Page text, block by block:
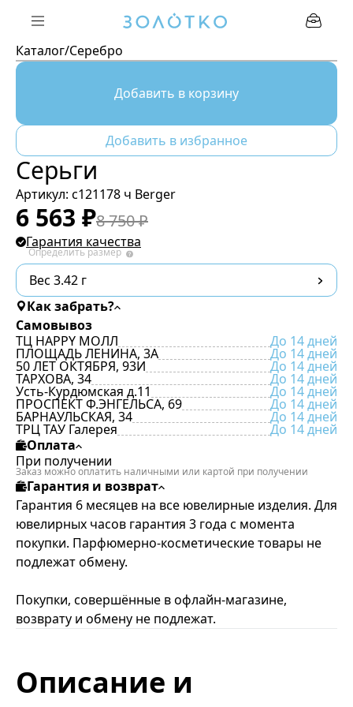
Каталог/Серебро
Серьги
Артикул: с121178 ч Berger
6 563 ₽8 750₽
Гарантия качества
Вес 3.42 г
Определить размер
Добавить в корзину
Добавить в избранное
Как забрать?
Самовывоз
ТЦ HAPPY МОЛЛ
До 14 дней
ПЛОЩАДЬ ЛЕНИНА, 3А До 14 дней
50 ЛЕТ ОКТЯБРЯ, 93И До 14 дней
ТАРХОВА, 34 До 14 дней
Усть-Курдюмская д.11 До 14 дней
ПРОСПЕКТ Ф.ЭНГЕЛЬСА, 69 До 14 дней
БАРНАУЛЬСКАЯ, 34 До 14 дней
ТРЦ ТАУ Галерея
До 14 дней
Оплата
При получении
Заказ можно оплатить наличными или картой при получении
Гарантия и возврат
Гарантия 6 месяцев на все ювелирные изделия. Для
ювелирных часов гарантия 3 года с момента
покупки. Парфюмерно-косметические товары не
подлежат обмену.
Покупки, совершённые в офлайн-магазине,
возврату и обмену не подлежат.
Описание и